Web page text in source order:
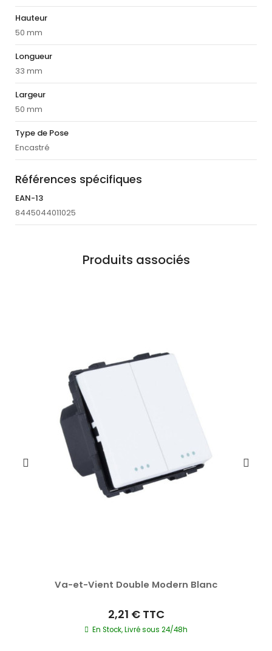
Hauteur
50 mm
Longueur
33 mm
Largeur
50 mm
Type de Pose
Encastré
Références spécifiques
EAN-13
8445044011025
Produits associés
Va-et-Vient Double Modern Blanc
2,21 € TTC
En Stock, Livré sous 24/48h